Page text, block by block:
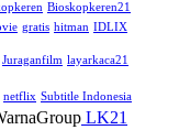
Bioskopkeren21
gratis hitman IDLIX
Juraganfilm layarkaca21
netflix Subtitle Indonesia
LK21